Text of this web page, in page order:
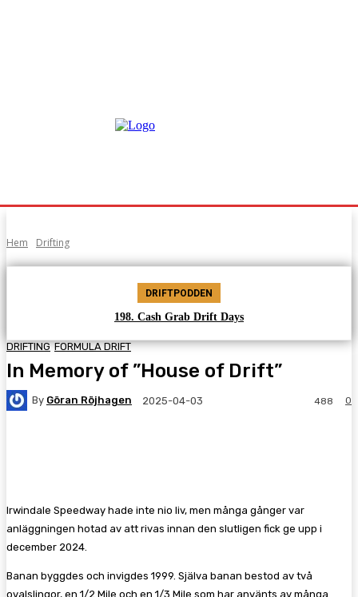
Hem Drifting
DRIFTPODDEN
198. Cash Grab Drift Days
DRIFTING FORMULA DRIFT
In Memory of ”House of Drift”
By Göran Röjhagen 2025-04-03 0
488
Irwindale Speedway hade inte nio liv, men många gånger var
anläggningen hotad av att rivas innan den slutligen fick ge upp i
december 2024.
Banan byggdes och invigdes 1999. Själva banan bestod av två
ovalslingor, en 1/2 Mile och en 1/3 Mile som har använts av många